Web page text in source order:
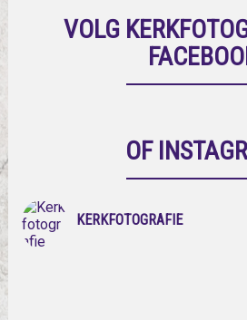
VOLG
OF
KERKFOTOGRAFIE